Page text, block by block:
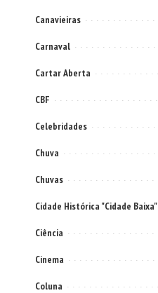
Canavieiras
Carnaval
Cartar Aberta
CBF
Celebridades
Chuva
Chuvas
Cidade Histórica "Cidade Baixa"
Ciência
Cinema
Coluna